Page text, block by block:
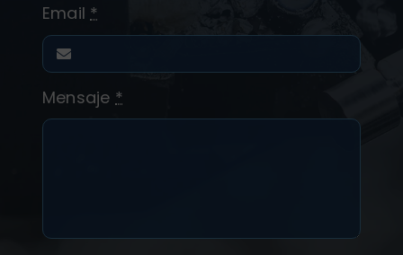
Email *
Mensaje *